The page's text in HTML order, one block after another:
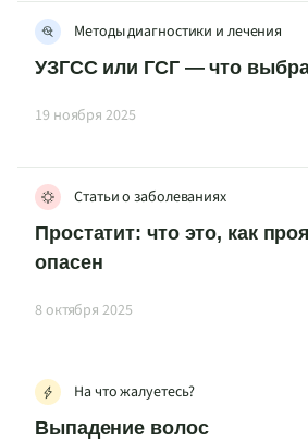
Методы диагностики и лечения
УЗГСС или ГСГ — что
19 ноября 2025
Статьи о заболеваниях
Простатит: что это, как
опасен
8 октября 2025
На что жалуетесь?
Выпадение волос